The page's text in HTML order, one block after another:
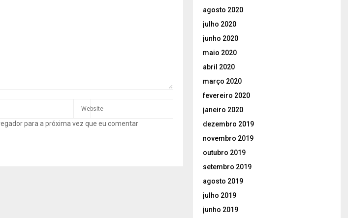
para a próxima vez que eu comentar
agosto 2020
julho 2020
junho 2020
maio 2020
abril 2020
março 2020
fevereiro 2020
janeiro 2020
dezembro 2019
novembro 2019
outubro 2019
setembro 2019
agosto 2019
julho 2019
junho 2019